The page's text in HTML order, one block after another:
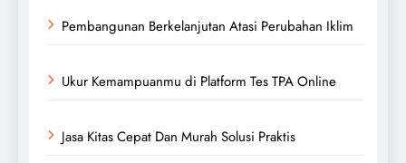
Pembangunan Berkelanjutan Atasi Perubahan Iklim
Ukur Kemampuanmu di Platform Tes TPA Online
Jasa Kitas Cepat Dan Murah Solusi Praktis